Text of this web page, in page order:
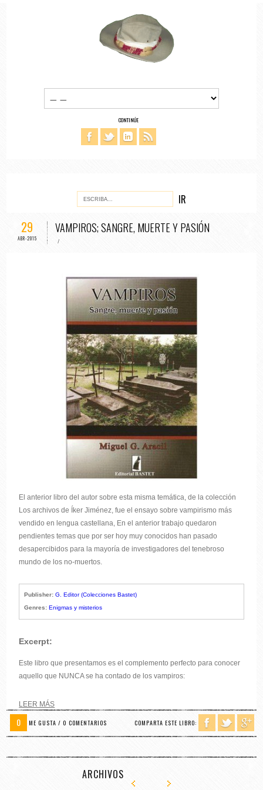
CONTINÚE
29
ABR-2015
VAMPIROS; SANGRE, MUERTE Y PASIÓN
/
El anterior libro del autor sobre esta misma temática, de la colección
Los archivos de Íker Jiménez, fue el ensayo sobre vampirismo más
vendido en lengua castellana, En el anterior trabajo quedaron
pendientes temas que por ser hoy muy conocidos han pasado
desapercibidos para la mayoría de investigadores del tenebroso
mundo de los no-muertos.
Publisher: G. Editor (Colecciones Bastet)
Genres: Enigmas y misterios
Excerpt:
Este libro que presentamos es el complemento perfecto para conocer
aquello que NUNCA se ha contado de los vampiros:
LEER MÁS
0 ME GUSTA / 0 COMENTARIOS COMPARTA ESTE LIBRO:
ARCHIVOS